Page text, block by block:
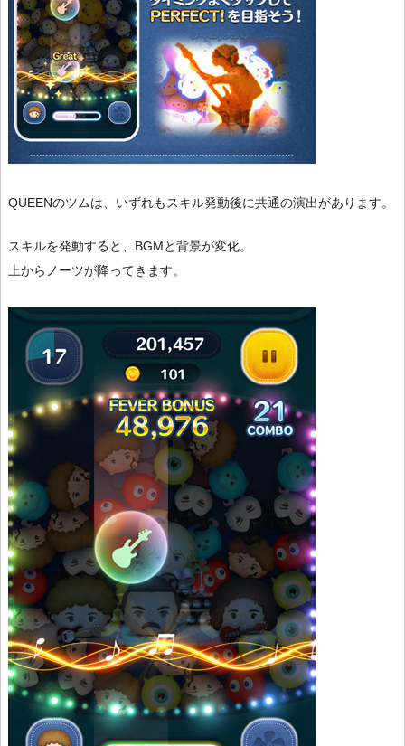
QUEENのツムは、いずれもスキル発動後に共通の演出があります。
スキルを発動すると、BGMと背景が変化。
上からノーツが降ってきます。